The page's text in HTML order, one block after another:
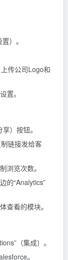
）。
传公司Logo和
置。
）按钮。
链接发给客
浏览次数。
的“Analytics”
查看的模块。
（集成）。
。